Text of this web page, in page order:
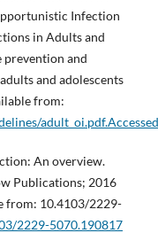
Infection
in Adults and
prevention and
and adolescents
from:
adult_oi.pdf.Accessed
An overview.
Publications; 2016
from: 10.4103/2229-
2229-5070.190817